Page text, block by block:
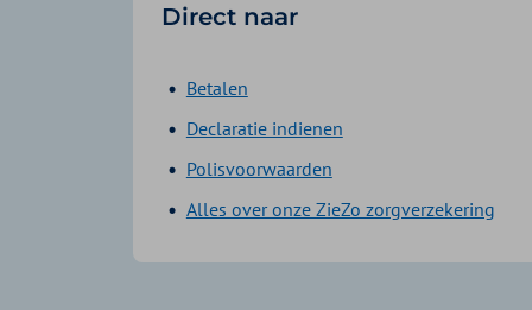
Direct naar
Betalen
Declaratie indienen
Polisvoorwaarden
Alles over onze ZieZo zorgverzekering